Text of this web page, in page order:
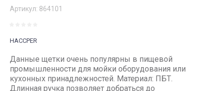
Артикул: 864101
HACCPER
Данные щетки очень популярны в пищевой
промышленности для мойки оборудования или
кухонных принадлежностей. Материал: ПБТ.
Длинная ручка позволяет добраться до